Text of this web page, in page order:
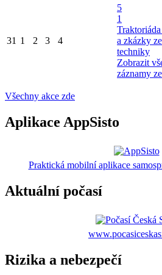
31 1 2 3 4
5
1
a zkázky
techniky
Zobrazit
záznamy
Všechny akce zde
Aplikace AppSisto
Praktická mobilní aplikace
Aktuální počasí
Rizika a nebezpečí